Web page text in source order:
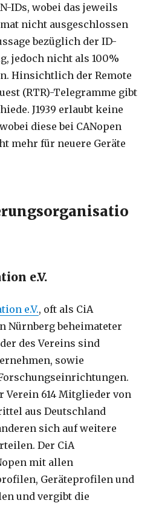
IDs, wobei das jeweils
nicht ausgeschlossen
bezüglich der ID-
jedoch nicht als 100%
Hinsichtlich der Remote
(RTR)-Telegramme gibt
J1939 erlaubt keine
diese bei CANopen
mehr für neuere Geräte
e.V.
e.V., oft als CiA
Nürnberg beheimateter
des Vereins sind
sowie
Verein 614 Mitglieder von
aus Deutschland
sich auf weitere
Der CiA
mit allen
Geräteprofilen und
und vergibt die